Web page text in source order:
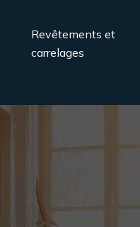
Revêtements et
carrelages